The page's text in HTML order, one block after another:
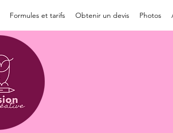
Formules et tarifs Obtenir un devis Photos